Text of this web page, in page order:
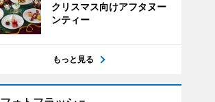
クリスマス向けアフタヌー
ンティー
もっと見る